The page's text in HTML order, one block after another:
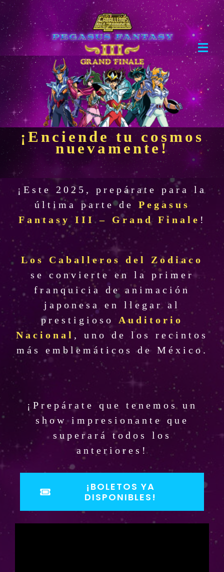
Skip
to
content
Home
Evento
Boletos
Mercancía
¡Enciende tu cosmos
nuevamente!
¡Este 2025, prepárate para la
última parte de Pegasus
Fantasy III – Grand Finale !
Los Caballeros del Zodiaco
se convierte en la primer
franquicia de animación
japonesa en llegar al
prestigioso Auditorio
Nacional , uno de los recintos
más emblemáticos de México.
¡Prepárate que tenemos un
show impresionante que
superará todos los
anteriores!
¡BOLETOS YA
DISPONIBLES!